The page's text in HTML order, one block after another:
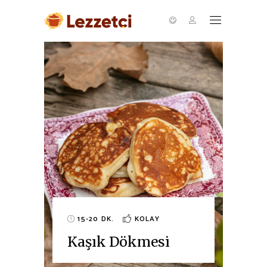
15-20 DK. KOLAY
Kaşık Dökmesi